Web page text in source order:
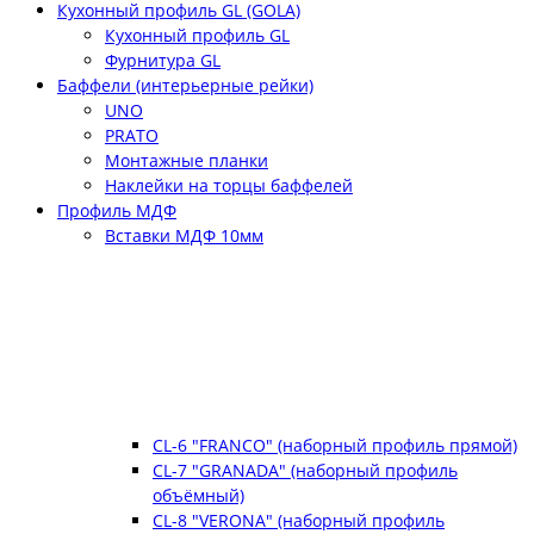
Кухонный профиль GL (GOLA)
Кухонный профиль GL
Фурнитура GL
Баффели (интерьерные рейки)
UNO
PRATO
Монтажные планки
Наклейки на торцы баффелей
Профиль МДФ
Вставки МДФ 10мм
CL-6 "FRANCO" (наборный профиль прямой)
CL-7 "GRANADA" (наборный профиль
объёмный)
CL-8 "VERONA" (наборный профиль